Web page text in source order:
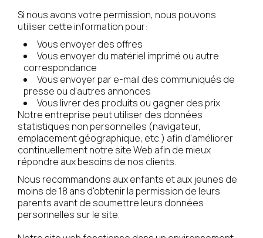
Si nous avons votre permission, nous pouvons
utiliser cette information pour:
Vous envoyer des offres
Vous envoyer du matériel imprimé ou autre
correspondance
Vous envoyer par e-mail des communiqués de
presse ou d'autres annonces
Vous livrer des produits ou gagner des prix
Notre entreprise peut utiliser des données
statistiques non personnelles (navigateur,
emplacement géographique, etc.) afin d'améliorer
continuellement notre site Web afin de mieux
répondre aux besoins de nos clients.
Nous recommandons aux enfants et aux jeunes de
moins de 18 ans d'obtenir la permission de leurs
parents avant de soumettre leurs données
personnelles sur le site.